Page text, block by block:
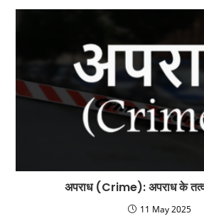
अपराध (Crime): अपराध के
11 May 2025